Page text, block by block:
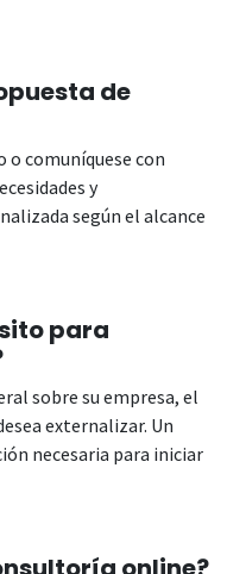
de
comuníquese con
y
según el alcance
para
sobre su empresa, el
externalizar. Un
necesaria para iniciar